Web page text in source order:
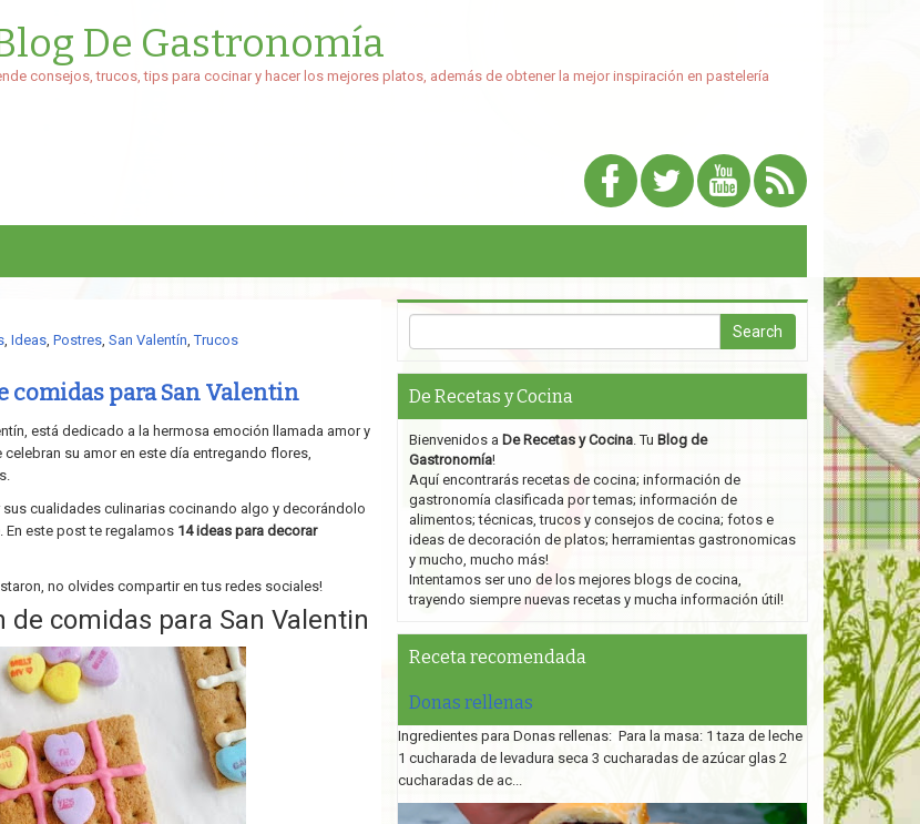
De Gastronomía
consejos, trucos, tips para cocinar y hacer los mejores platos, además de obtener la mejor inspiración en pastelería
, Ideas, Postres, San Valentín,Trucos
comidas para San Valentin
está dedicado a la hermosa emoción llamada amor y
su amor en este día entregando flores,
cualidades culinarias cocinando algo y decorándolo
En este post te regalamos 14 ideas para decorar
no olvides compartir en tus redes sociales!
de comidas para San Valentin
De Recetas y Cocina
Bienvenidos a De Recetas y Cocina. Tu Blog de
Gastronomía!
Aquí encontrarás recetas de cocina; información de
gastronomía clasificada por temas; información de
alimentos; técnicas, trucos y consejos de cocina; fotos e
ideas de decoración de platos; herramientas gastronomicas
y mucho, mucho más!
Intentamos ser uno de los mejores blogs de cocina,
trayendo siempre nuevas recetas y mucha información útil!
Receta recomendada
Donas rellenas
Ingredientes para Donas rellenas: Para la masa: 1 taza de leche
1 cucharada de levadura seca 3 cucharadas de azúcar glas 2
cucharadas de ac...